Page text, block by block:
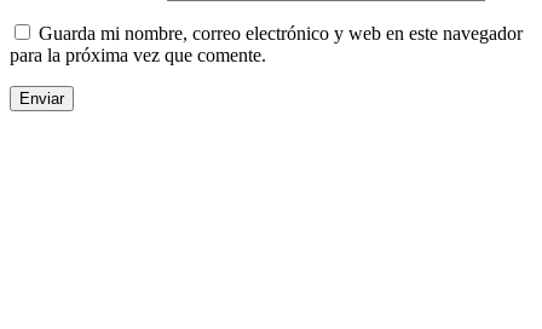
Guarda mi nombre, correo electrónico y web en este navegador
para la próxima vez que comente.